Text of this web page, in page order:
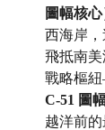
圖幅核心
西海岸，
飛抵南
戰略樞
C-51 圖幅
越洋前